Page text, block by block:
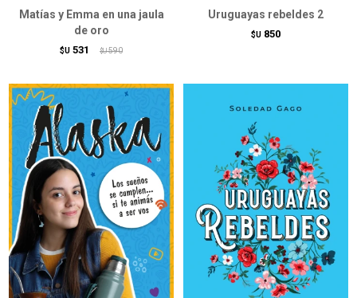
Matías y Emma en una jaula
de oro
$U 531 $U 590
Uruguayas rebeldes 2
$U 850